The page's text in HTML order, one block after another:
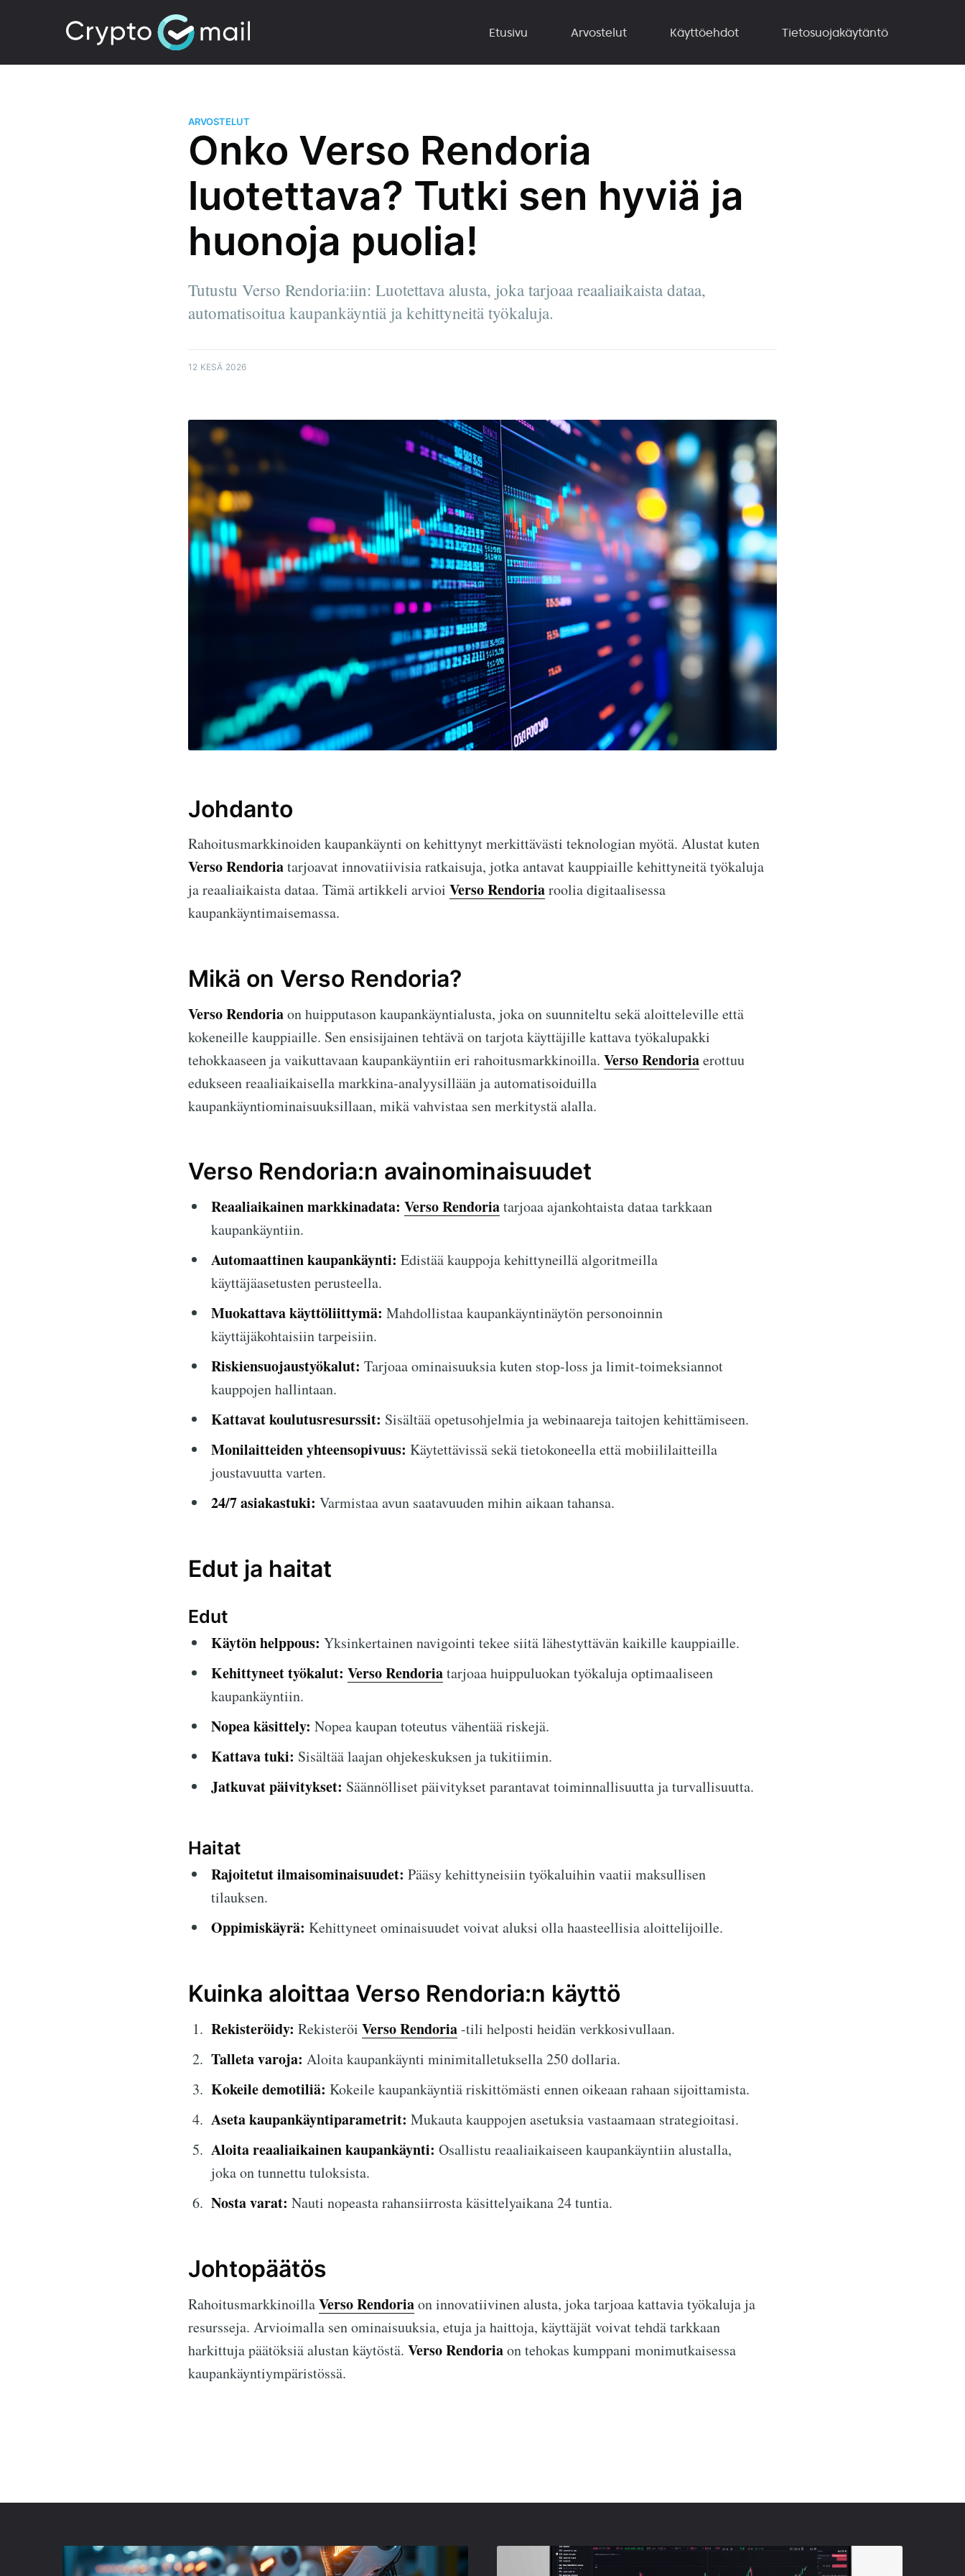
Etusivu Arvostelut Käyttöehdot Tietosuojakäytäntö
ARVOSTELUT
Onko Verso Rendoria
luotettava? Tutki sen hyviä ja
huonoja puolia!
Tutustu Verso Rendoria:iin: Luotettava alusta, joka tarjoaa reaaliaikaista dataa,
automatisoitua kaupankäyntiä ja kehittyneitä työkaluja.
12 KESÄ 2026
Johdanto
Rahoitusmarkkinoiden kaupankäynti on kehittynyt merkittävästi teknologian myötä. Alustat kuten
Verso Rendoriatarjoavat innovatiivisia ratkaisuja, jotka antavat kauppiaille kehittyneitä työkaluja
ja reaaliaikaista dataa. Tämä artikkeli arvioi Verso Rendoriaroolia digitaalisessa
kaupankäyntimaisemassa.
Mikä on Verso Rendoria?
Verso Rendoriaon huipputason kaupankäyntialusta, joka on suunniteltu sekä aloitteleville että
kokeneille kauppiaille. Sen ensisijainen tehtävä on tarjota käyttäjille kattava työkalupakki
tehokkaaseen ja vaikuttavaan kaupankäyntiin eri rahoitusmarkkinoilla. Verso Rendoriaerottuu
edukseen reaaliaikaisella markkina-analyysillään ja automatisoiduilla
kaupankäyntiominaisuuksillaan, mikä vahvistaa sen merkitystä alalla.
Verso Rendoria:n avainominaisuudet
Reaaliaikainen markkinadata: Verso Rendoriatarjoaa ajankohtaista dataa tarkkaan
kaupankäyntiin.
Automaattinen kaupankäynti: Edistää kauppoja kehittyneillä algoritmeilla
käyttäjäasetusten perusteella.
Muokattava käyttöliittymä: Mahdollistaa kaupankäyntinäytön personoinnin
käyttäjäkohtaisiin tarpeisiin.
Riskiensuojaustyökalut: Tarjoaa ominaisuuksia kuten stop-loss ja limit-toimeksiannot
kauppojen hallintaan.
Kattavat koulutusresurssit: Sisältää opetusohjelmia ja webinaareja taitojen kehittämiseen.
Monilaitteiden yhteensopivuus: Käytettävissä sekä tietokoneella että mobiililaitteilla
joustavuutta varten.
24/7 asiakastuki: Varmistaa avun saatavuuden mihin aikaan tahansa.
Edut ja haitat
Edut
Käytön helppous: Yksinkertainen navigointi tekee siitä lähestyttävän kaikille kauppiaille.
Kehittyneet työkalut: Verso Rendoriatarjoaa huippuluokan työkaluja optimaaliseen
kaupankäyntiin.
Nopea käsittely: Nopea kaupan toteutus vähentää riskejä.
Kattava tuki: Sisältää laajan ohjekeskuksen ja tukitiimin.
Jatkuvat päivitykset: Säännölliset päivitykset parantavat toiminnallisuutta ja turvallisuutta.
Haitat
Rajoitetut ilmaisominaisuudet: Pääsy kehittyneisiin työkaluihin vaatii maksullisen
tilauksen.
Oppimiskäyrä: Kehittyneet ominaisuudet voivat aluksi olla haasteellisia aloittelijoille.
Kuinka aloittaa Verso Rendoria:n käyttö
Rekisteröidy: Rekisteröi Verso Rendoria-tili helposti heidän verkkosivullaan.
Talleta varoja: Aloita kaupankäynti minimitalletuksella 250 dollaria.
Kokeile demotiliä: Kokeile kaupankäyntiä riskittömästi ennen oikeaan rahaan sijoittamista.
Aseta kaupankäyntiparametrit: Mukauta kauppojen asetuksia vastaamaan strategioitasi.
Aloita reaaliaikainen kaupankäynti: Osallistu reaaliaikaiseen kaupankäyntiin alustalla,
joka on tunnettu tuloksista.
Nosta varat: Nauti nopeasta rahansiirrosta käsittelyaikana 24 tuntia.
Johtopäätös
RahoitusmarkkinoillaVerso Rendoriaon innovatiivinen alusta, joka tarjoaa kattavia työkaluja ja
resursseja. Arvioimalla sen ominaisuuksia, etuja ja haittoja, käyttäjät voivat tehdä tarkkaan
harkittuja päätöksiä alustan käytöstä. Verso Rendoriaon tehokas kumppani monimutkaisessa
kaupankäyntiympäristössä.